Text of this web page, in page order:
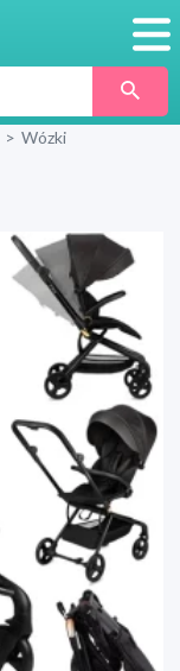
> Wózki